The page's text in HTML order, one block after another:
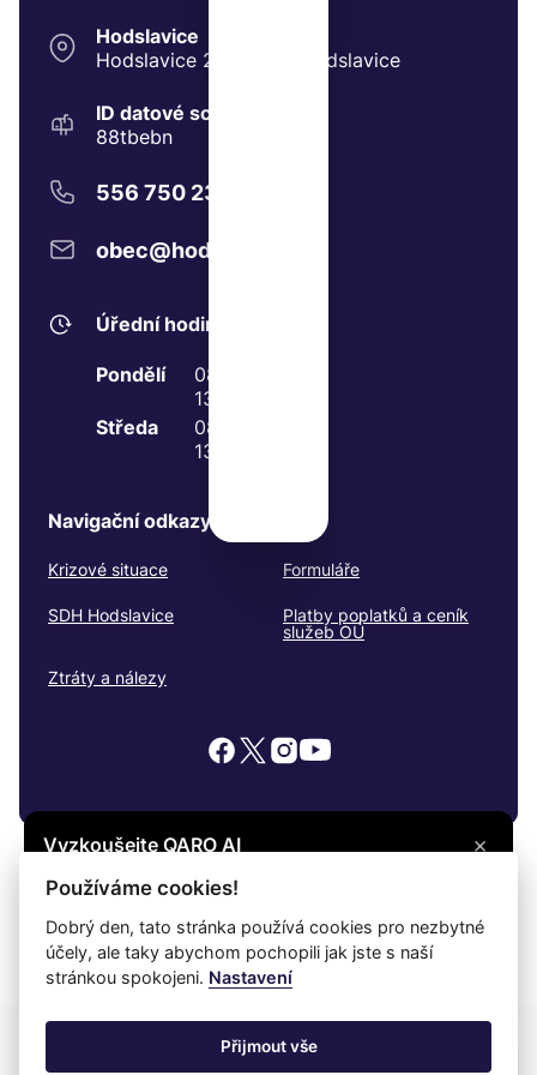
Hodslavice
Hodslavice 211, 74271 Hodslavice
ID datové schránky:
88tbebn
556 750 237
obec@hodslavice.cz
Úřední hodiny
Pondělí
08:00 - 11:00
13:00 - 17:00
Středa
08:00 - 11:00
13:00 - 17:00
Navigační odkazy
Krizové situace Formuláře
SDH Hodslavice
Platby poplatků a ceník
služeb OÚ
Ztráty a nálezy
© 2026Hodslavice Všechna práva vyhrazena
Snadné čtení
Prohlášení o ochraně soukromí Prohlášení o přístupnosti
×
Vyzkoušejte QARO AI
Máte otázku? Zeptejte se na cokoli, co vás
Vyzkoušet
Používáme cookies!
Dobrý den, tato stránka používá cookies pro nezbytné
účely, ale taky abychom pochopili jak jste s naší
stránkou spokojeni. Nastavení
Přijmout vše